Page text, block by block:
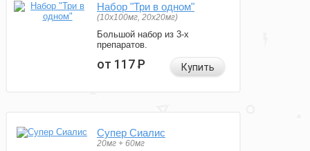
Набор "Три в одном"
(10x100мг, 20x20мг)
Большой набор из 3-х
препаратов.
от 117Р Купить
Супер Сиалис
20мг + 60мг